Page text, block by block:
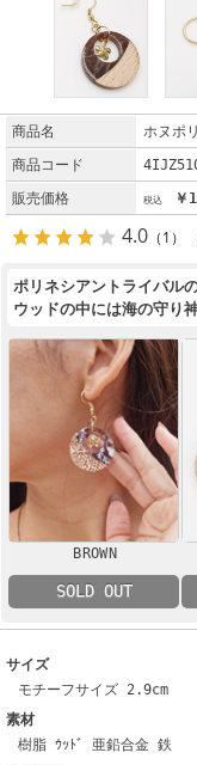
商品名
ホヌポ
商品コード
販売価格
￥
4.0 （1）
ポリネシアントライバル
ウッドの中には海の守り
BROWN
SOLD OUT
サイズ
モチーフサイズ 2.9cm
素材
樹脂 ｳｯﾄﾞ 亜鉛合金 鉄